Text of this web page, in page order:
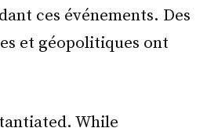
ces événements. Des
et géopolitiques ont
While